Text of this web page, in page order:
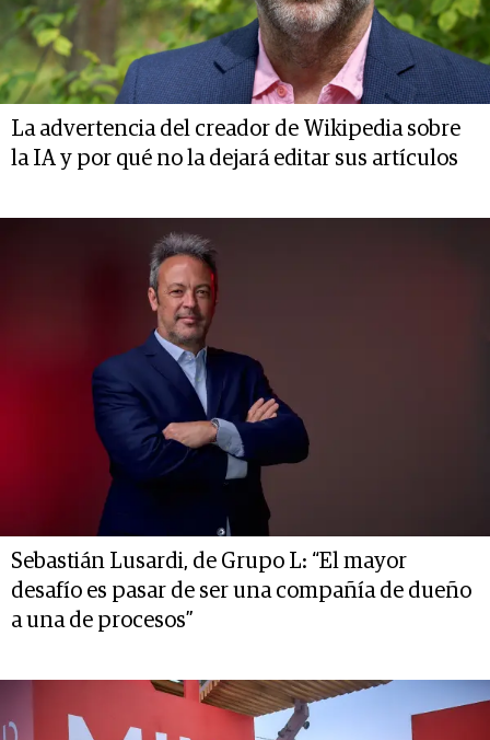
La advertencia del creador de Wikipedia sobre
la IA y por qué no la dejará editar sus artículos
Sebastián Lusardi, de Grupo L: “El mayor
desafío es pasar de ser una compañía de dueño
a una de procesos”